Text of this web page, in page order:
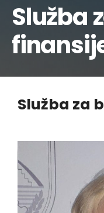
Služba
Služba za